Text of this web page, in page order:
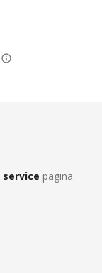
service pagina.